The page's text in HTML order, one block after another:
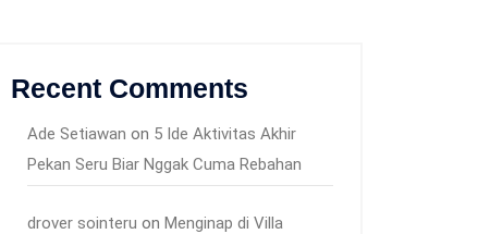
Recent Comments
Ade Setiawan on 5 Ide Aktivitas Akhir
Pekan Seru Biar Nggak Cuma Rebahan
drover sointeru on Menginap di Villa